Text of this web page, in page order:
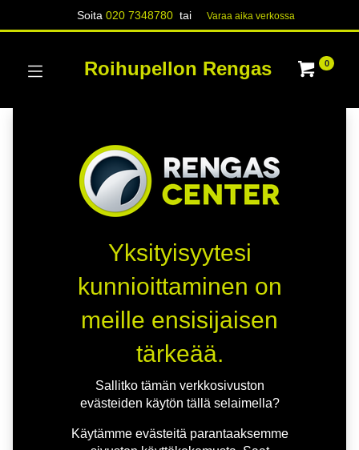
Soita020 7348780 tai Varaa aika verk​​​​ossa
Roihupellon Rengas 0
Yksityisyytesi
kunnioittaminen on
meille ensisijaisen
tärkeää.
Sallitko tämän verkkosivuston
evästeiden käytön tällä selaimella?
Käytämme evästeitä parantaaksemme